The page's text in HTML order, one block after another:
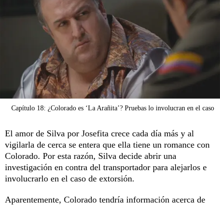
Capítulo 18: ¿Colorado es ‘La Arañita’? Pruebas lo involucran en el caso
El amor de Silva por Josefita crece cada día más y al
vigilarla de cerca se entera que ella tiene un romance con
Colorado. Por esta razón, Silva decide abrir una
investigación en contra del transportador para alejarlos e
involucrarlo en el caso de extorsión.
Aparentemente, Colorado tendría información acerca de